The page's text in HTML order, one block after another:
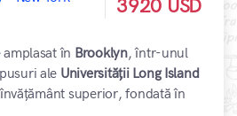
3920 USD
în Brooklyn, într-unul
ale Universității Long Island
superior, fondată în